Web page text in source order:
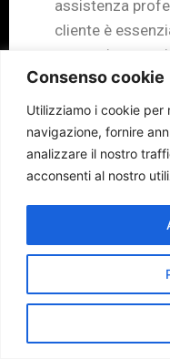
Consenso cookie
Utilizziamo i cookie per
navigazione, fornire
analizzare il nostro
acconsenti al nostro
assistenza
cliente è
reputazione
relazioni di
Non
delle
ecommerce.
funziona e di
disponibili per
web, le
per valutare
apportare